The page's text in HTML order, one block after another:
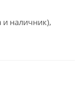
и наличник),